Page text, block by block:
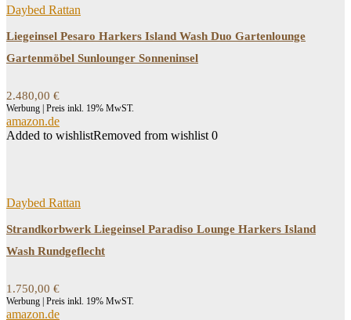
Daybed Rattan
Liegeinsel Pesaro Harkers Island Wash Duo Gartenlounge
Gartenmöbel Sunlounger Sonneninsel
2.480,00 €
Werbung | Preis inkl. 19% MwST.
amazon.de
Added to wishlistRemoved from wishlist 0
Daybed Rattan
Strandkorbwerk Liegeinsel Paradiso Lounge Harkers Island
Wash Rundgeflecht
1.750,00 €
Werbung | Preis inkl. 19% MwST.
amazon.de